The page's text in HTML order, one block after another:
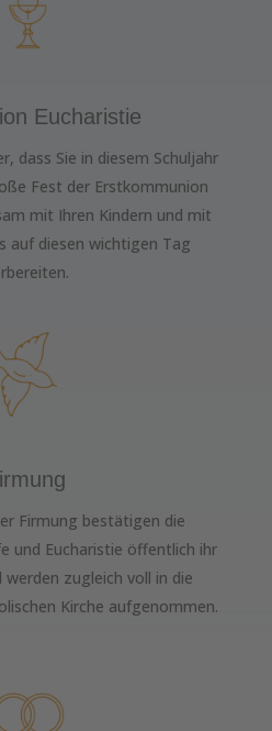
Eucharistie
dass Sie in diesem Schuljahr
Fest der Erstkommunion
mit Ihren Kindern und mit
auf diesen wichtigen Tag
Firmung bestätigen die
und Eucharistie öffentlich ihr
werden zugleich voll in die
Kirche aufgenommen.